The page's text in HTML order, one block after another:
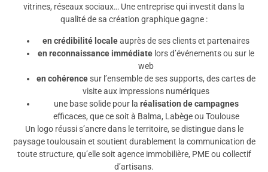
vitrines, réseaux sociaux… Une entreprise qui investit dans la
qualité de sa création graphique gagne :
en crédibilité localeauprès de ses clients et partenaires
en reconnaissance immédiate lors d’événements ou sur le
web
en cohérencesur l’ensemble de ses supports, des cartes de
visite aux impressions numériques
une base solide pour la réalisation de campagnes
efficaces, que ce soit à Balma, Labège ou Toulouse
Un logo réussi s’ancre dans le territoire, se distingue dans le
paysage toulousain et soutient durablement la communication de
toute structure, qu’elle soit agence immobilière, PME ou collectif
d’artisans.